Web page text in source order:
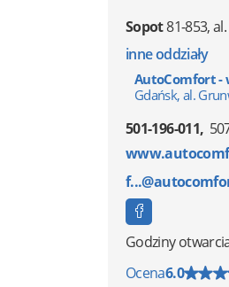
Sopot81-853,
inne oddziały
AutoComfort -
Gdańsk, al.
501-196-011
Godziny
Ocena6.0